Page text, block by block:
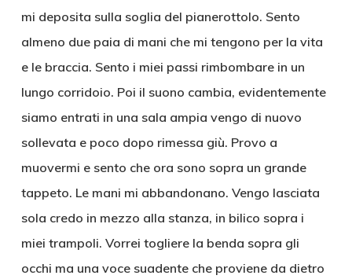
mi deposita sulla soglia del pianerottolo. Sento
almeno due paia di mani che mi tengono per la vita
e le braccia. Sento i miei passi rimbombare in un
lungo corridoio. Poi il suono cambia, evidentemente
siamo entrati in una sala ampia vengo di nuovo
sollevata e poco dopo rimessa giù. Provo a
muovermi e sento che ora sono sopra un grande
tappeto. Le mani mi abbandonano. Vengo lasciata
sola credo in mezzo alla stanza, in bilico sopra i
miei trampoli. Vorrei togliere la benda sopra gli
occhi ma una voce suadente che proviene da dietro